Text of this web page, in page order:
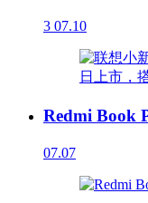
3 07.10
Redmi Book
07.07